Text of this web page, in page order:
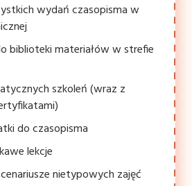
wydań czasopisma w
biblioteki materiałów w strefie
szkoleń (wraz z
do czasopisma
lekcje
nietypowych zajęć